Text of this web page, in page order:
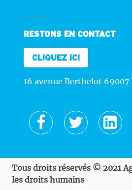
RESTONS EN CONTACT
CLIQUEZ ICI
16 avenue Berthelot 69007
Tous droits réservés © 2021
les droits humains